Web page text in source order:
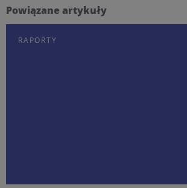
Powiązane artykuły
RAPORTY